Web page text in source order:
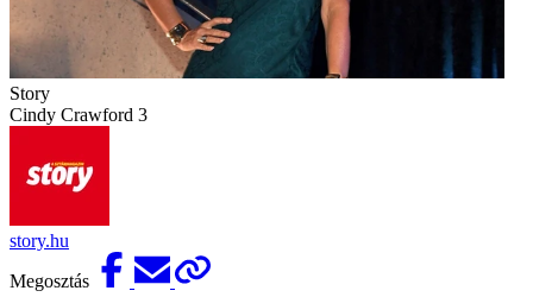
Story
Cindy Crawford 3
story.hu
Megosztás